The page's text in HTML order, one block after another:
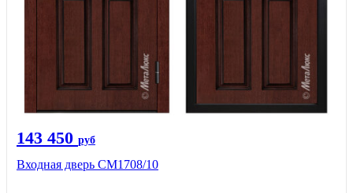
143 450 руб
Входная дверь CМ1708/10